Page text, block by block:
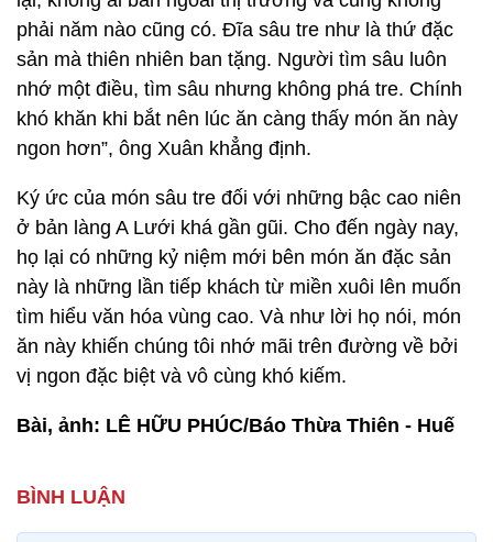
phải năm nào cũng có. Đĩa sâu tre như là thứ đặc
sản mà thiên nhiên ban tặng. Người tìm sâu luôn
nhớ một điều, tìm sâu nhưng không phá tre. Chính
khó khăn khi bắt nên lúc ăn càng thấy món ăn này
ngon hơn”, ông Xuân khẳng định.
Ký ức của món sâu tre đối với những bậc cao niên
ở bản làng A Lưới khá gần gũi. Cho đến ngày nay,
họ lại có những kỷ niệm mới bên món ăn đặc sản
này là những lần tiếp khách từ miền xuôi lên muốn
tìm hiểu văn hóa vùng cao. Và như lời họ nói, món
ăn này khiến chúng tôi nhớ mãi trên đường về bởi
vị ngon đặc biệt và vô cùng khó kiếm.
Bài, ảnh: LÊ HỮU PHÚC/Báo Thừa Thiên - Huế